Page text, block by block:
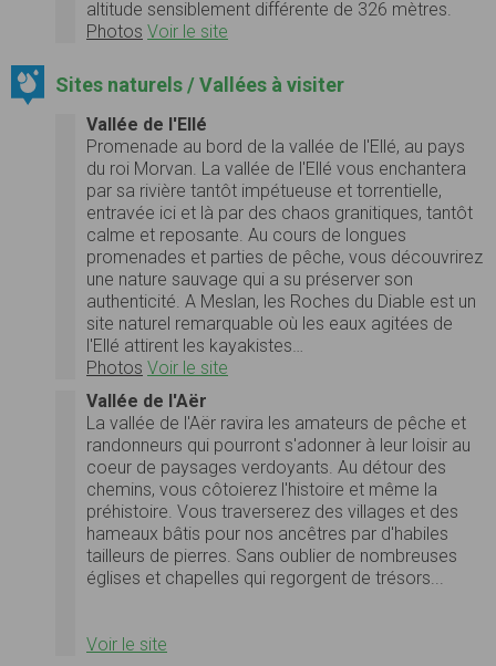
altitude sensiblement différente de 326 mètres.
Photos Voir le site
Sites naturels / Vallées à visiter
Vallée de l'Ellé
Promenade au bord de la vallée de l'Ellé, au pays
du roi Morvan. La vallée de l'Ellé vous enchantera
par sa rivière tantôt impétueuse et torrentielle,
entravée ici et là par des chaos granitiques, tantôt
calme et reposante. Au cours de longues
promenades et parties de pêche, vous découvrirez
une nature sauvage qui a su préserver son
authenticité. A Meslan, les Roches du Diable est un
site naturel remarquable où les eaux agitées de
l'Ellé attirent les kayakistes…
Photos Voir le site
Vallée de l'Aër
La vallée de l'Aër ravira les amateurs de pêche et
randonneurs qui pourront s'adonner à leur loisir au
coeur de paysages verdoyants. Au détour des
chemins, vous côtoierez l'histoire et même la
préhistoire. Vous traverserez des villages et des
hameaux bâtis pour nos ancêtres par d'habiles
tailleurs de pierres. Sans oublier de nombreuses
églises et chapelles qui regorgent de trésors...
Voir le site